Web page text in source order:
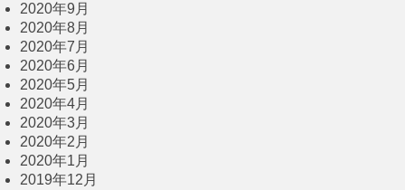
2020年9月
2020年8月
2020年7月
2020年6月
2020年5月
2020年4月
2020年3月
2020年2月
2020年1月
2019年12月